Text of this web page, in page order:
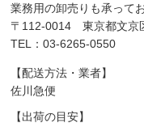
業務用の卸売りも承って
〒112-0014 東京都文京
TEL：03-6265-0550
【配送方法・業者】
佐川急便
【出荷の目安】